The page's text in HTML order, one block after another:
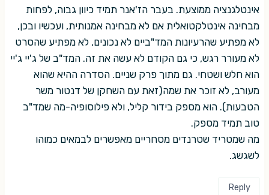
אינטלגנציה ממוצעת. בעבר הז'אנר תמיד כיוון גבוה, לפחות
מבחינה אינטלקטואלית אם לא מבחינה אמנותית, ועכשיו ובכן,
לא מפתיע שהרעיונות המד"ביים לא נכונים, לא מפתיע שהסרט
לא מעורר רגש, כי גם הקודם לא עשה את זה. המד"ב של ג'יי ג'יי
הוא חלש ושטחי. גם מתוך פרק שניים. הסדרה ההיא שהוא
מעורב, לא זוכר את שמה(זאת עם השחקן של דנטור משר
הטבעות). הוא מספק בידור קליל, ולא פילוסופיה-מה שמד"ב
טוב תמיד מספק.
מה שמטריד שטרנדים מסחריים מאפשרים לבמאים כמוהו
לשגשג.
Reply